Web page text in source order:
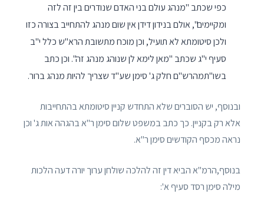
כפי שכתב "מנהג עולם בני האדם שנודרים בין זה לזה
ומקיימים", אולם בנידון דידן אין שום מנהג להתחייב בצורה כזו
ולכן סיטומתא לא תועיל, וכן מוכח מתשובת הרא"ש כלל י"ב
סעיף י"ג שכתב "מאן לימא לן שנוהג מנהג זה". וכן כתב
בשו"תמהרש"ם חלק ג' סימן שע"ד שצריך להיות מנהג ברור.
ובנוסף, יש הסוברים שלא התחדש קניין סיטומתא בהתחייבות
אלא רק בקניין. כך כתב במשפט שלום סימן ר"א בהגהה אות ג' וכן
נראה מכסף הקודשים סימן ר"א.
בנוסף,הרמ"א הביא דין זה להלכה שולחן ערוך יורה דעה הלכות
מילה סימן רסד סעיף א':